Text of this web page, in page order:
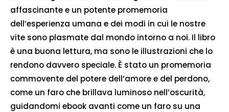
affascinante e un potente promemoria
dell’esperienza umana e dei modi in cui le nostre
vite sono plasmate dal mondo intorno a noi. Il libro
è una buona lettura, ma sono le illustrazioni che lo
rendono davvero speciale. È stato un promemoria
commovente del potere dell’amore e del perdono,
come un faro che brillava luminoso nell’oscurità,
guidandomi ebook avanti come un faro su una